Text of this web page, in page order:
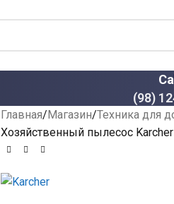
(98)
Главная Магазин Техника для
Хозяйственный пылесос